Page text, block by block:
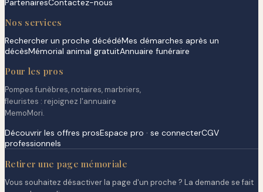
Nos services
Rechercher un proche décédéMes démarches après un
décèsMémorial animal gratuitAnnuaire funéraire
Pour les pros
Pompes funèbres, notaires, marbriers,
fleuristes : rejoignez l'annuaire
MemoMori.
Découvrir les offres prosEspace pro · se connecterCGV
professionnels
Retirer une page mémoriale
Vous souhaitez désactiver la page d'un proche ? La demande se fait